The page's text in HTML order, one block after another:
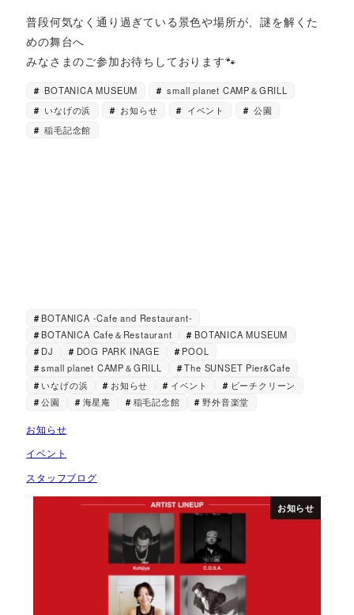
普段何気なく通り過ぎている景色や場所が、謎を解くた
めの舞台へ
みなさまのご参加お待ちしております🐾
BOTANICA MUSEUM
small planet CAMP＆GRILL
いなげの浜
お知らせ イベント
公園
稲毛記念館
BOTANICA -Cafe and Restaurant-
BOTANICA Cafe＆Restaurant
BOTANICA MUSEUM
DJ
DOG PARK INAGE
POOL
small planet CAMP＆GRILL
The SUNSET Pier&Cafe
いなげの浜
お知らせ イベント
ビーチクリーン
公園
海星庵 稲毛記念館 野外音楽堂
お知らせ
イベント
スタッフブログ
お知らせ